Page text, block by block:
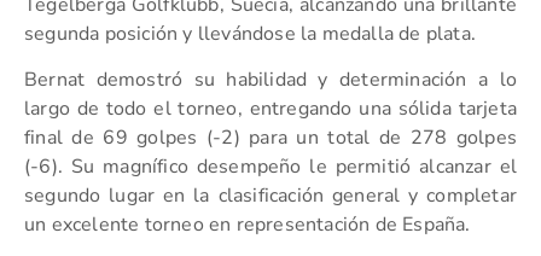
segunda posición y llevándose la medalla de plata.
Bernat demostró su habilidad y determinación a lo
largo de todo el torneo, entregando una sólida tarjeta
final de 69 golpes (-2) para un total de 278 golpes
(-6). Su magnífico desempeño le permitió alcanzar el
segundo lugar en la clasificación general y completar
un excelente torneo en representación de España.